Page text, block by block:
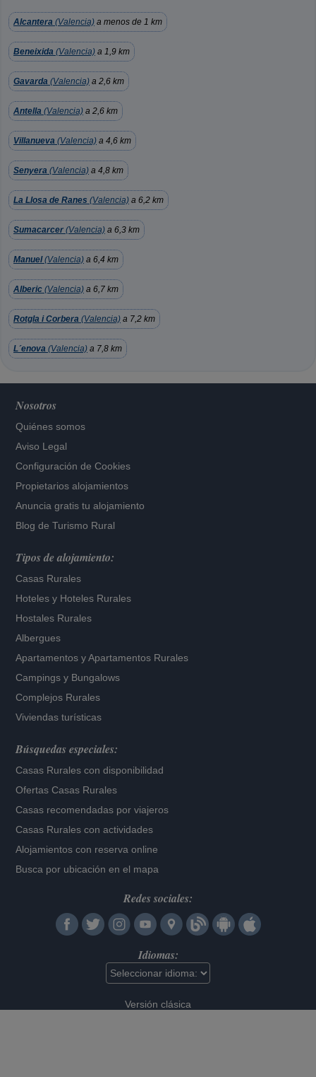
Alcantera (Valencia) a menos de 1 km
Beneixida (Valencia) a 1,9 km
Gavarda (Valencia) a 2,6 km
Antella (Valencia) a 2,6 km
Villanueva (Valencia) a 4,6 km
Senyera (Valencia) a 4,8 km
La Llosa de Ranes (Valencia) a 6,2 km
Sumacarcer (Valencia) a 6,3 km
Manuel(Valencia) a 6,4 km
Alberic (Valencia) a 6,7 km
Rotgla i Corbera (Valencia) a 7,2 km
L´enova (Valencia) a 7,8 km
Nosotros
Quiénes somos
Aviso Legal
Configuración de Cookies
Propietarios alojamientos
Anuncia gratis tu alojamiento
Blog de Turismo Rural
Tipos de alojamiento:
Casas Rurales
Hoteles y Hoteles Rurales
Hostales Rurales
Albergues
Apartamentos yApartamentos Rurales
Campings y Bungalows
Complejos Rurales
Viviendas turísticas
Búsquedas especiales:
Casas Rurales con disponibilidad
Ofertas Casas Rurales
Casas recomendadas por viajeros
Casas Rurales con actividades
Alojamientos con reserva online
Busca por ubicación en el mapa
Redes sociales:
Idiomas:
Versión clásica